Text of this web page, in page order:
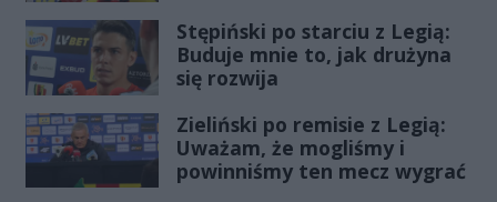
Stępiński po starciu z Legią:
Buduje mnie to, jak drużyna
się rozwija
Zieliński po remisie z Legią:
Uważam, że mogliśmy i
powinniśmy ten mecz wygrać